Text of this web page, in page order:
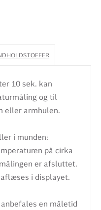
10 sek. kan
og til
eller armhulen.
i munden:
på cirka
er afsluttet.
i displayet.
en måletid